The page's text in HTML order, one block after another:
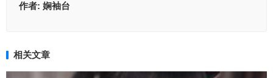
作者: 娴袖台
相关文章